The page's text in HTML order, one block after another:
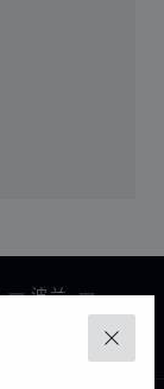
关闭
波兰